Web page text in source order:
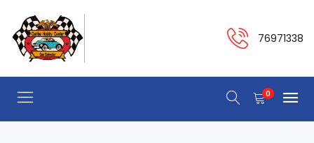
76971338
0